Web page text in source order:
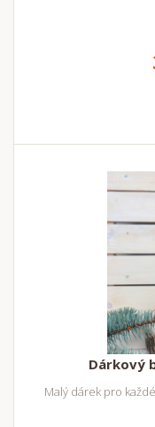
Dárkový
Malý dárek pro